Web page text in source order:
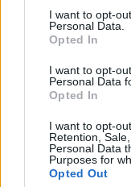
I want to opt-
Personal Data.
Opted In
I want to opt-
Personal Data
Opted In
I want to opt-
Retention,
Personal Data
Purposes for
Opted Out
alapvető emberi
KEDVES
A keresett cikk
regisztrációhoz
Az előfizetés a
Portfolio.hu